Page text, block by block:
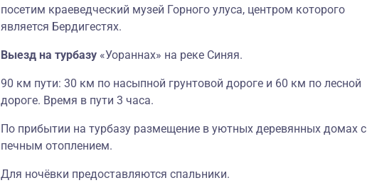
посетим краеведческий музей Горного улуса, центром которого
является Бердигестях.
Выезд на турбазу «Уораннах» на реке Синяя.
90 км пути: 30 км по насыпной грунтовой дороге и 60 км по лесной
дороге. Время в пути 3 часа.
По прибытии на турбазу размещение в уютных деревянных домах с
печным отоплением.
Для ночёвки предоставляются спальники.